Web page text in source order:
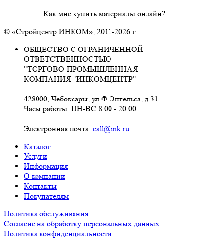
Как мне купить материалы онлайн?
© «Стройцентр ИНКОМ», 2011-2026 г.
ОБЩЕСТВО С ОГРАНИЧЕННОЙ
ОТВЕТСТВЕННОСТЬЮ
"ТОРГОВО-ПРОМЫШЛЕННАЯ
КОМПАНИЯ "ИНКОМЦЕНТР"
428000, Чебоксары, ул.Ф.Энгельса, д.31
Часы работы: ПН-ВС 8.00 - 20.00
Электронная почта: call@ink.ru
Каталог
Услуги
Информация
О компании
Контакты
Покупателям
Политика обслуживания
Согласие на обработку персональных данных
Политика конфиденциальности